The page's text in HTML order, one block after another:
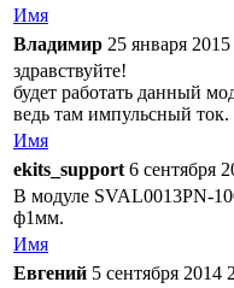
Имя
Владимир 25 января
здравствуйте!
будет работать данный
ведь там импульсный ток.
Имя
ekits_support 6 сентября
В модуле SVAL0013PN-
ф1мм.
Имя
Евгений 5 сентября 2014